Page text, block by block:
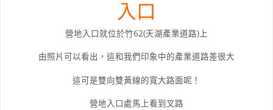
入口
營地入口就位於竹62(天湖產業道路)上
由照片可以看出，這和我們印象中的產業道路差很大
這可是雙向雙黃線的寬大路面呢！
營地入口處馬上看到叉路